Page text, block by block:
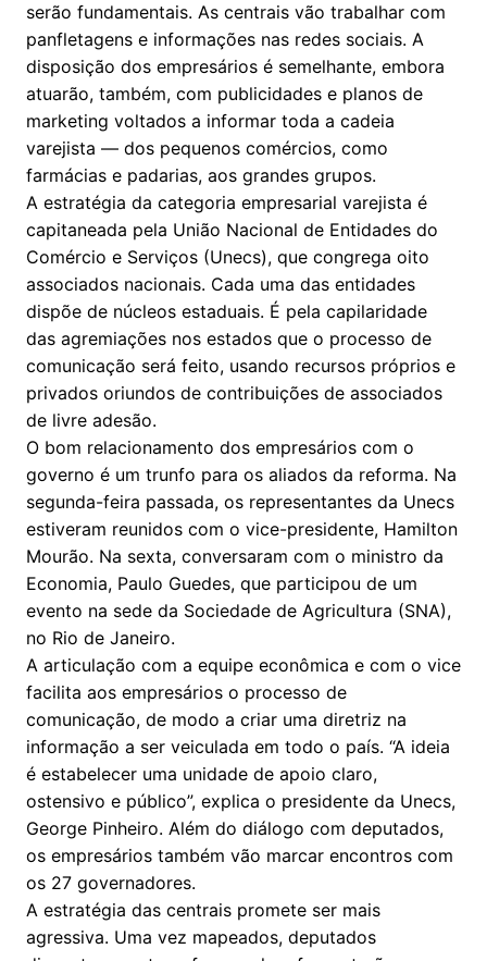
serão fundamentais. As centrais vão trabalhar com
panfletagens e informações nas redes sociais. A
disposição dos empresários é semelhante, embora
atuarão, também, com publicidades e planos de
marketing voltados a informar toda a cadeia
varejista — dos pequenos comércios, como
farmácias e padarias, aos grandes grupos.
A estratégia da categoria empresarial varejista é
capitaneada pela União Nacional de Entidades do
Comércio e Serviços (Unecs), que congrega oito
associados nacionais. Cada uma das entidades
dispõe de núcleos estaduais. É pela capilaridade
das agremiações nos estados que o processo de
comunicação será feito, usando recursos próprios e
privados oriundos de contribuições de associados
de livre adesão.
O bom relacionamento dos empresários com o
governo é um trunfo para os aliados da reforma. Na
segunda-feira passada, os representantes da Unecs
estiveram reunidos com o vice-presidente, Hamilton
Mourão. Na sexta, conversaram com o ministro da
Economia, Paulo Guedes, que participou de um
evento na sede da Sociedade de Agricultura (SNA),
no Rio de Janeiro.
A articulação com a equipe econômica e com o vice
facilita aos empresários o processo de
comunicação, de modo a criar uma diretriz na
informação a ser veiculada em todo o país. “A ideia
é estabelecer uma unidade de apoio claro,
ostensivo e público”, explica o presidente da Unecs,
George Pinheiro. Além do diálogo com deputados,
os empresários também vão marcar encontros com
os 27 governadores.
A estratégia das centrais promete ser mais
agressiva. Uma vez mapeados, deputados